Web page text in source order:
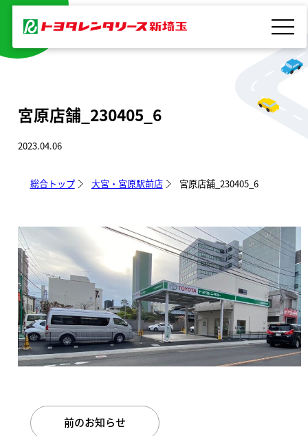
を
宮原店舗_230405_6
2023.04.06
総合トップ 大宮・宮原駅前店 宮原店舗_230405_6
前のお知らせ